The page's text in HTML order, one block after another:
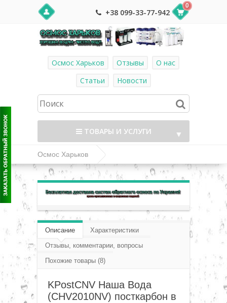
+38 099-33-77-942
0
Осмос Харьков Отзывы
О нас
Статьи
Новости
ТОВАРЫ И УСЛУГИ ▼
Осмос Харьков
Линейные картриджи (постфильтры и
минерализаторы)
Наша вода постфильтры и минерализаторы
KPostСNV Наша Вода (CHV2010NV)
посткарбон в фильтр обратного осмоса
Описание
Характеристики
Отзывы, комментарии, вопросы
Похожие товары (8)
KPostСNV Наша Вода
(CHV2010NV) посткарбон в